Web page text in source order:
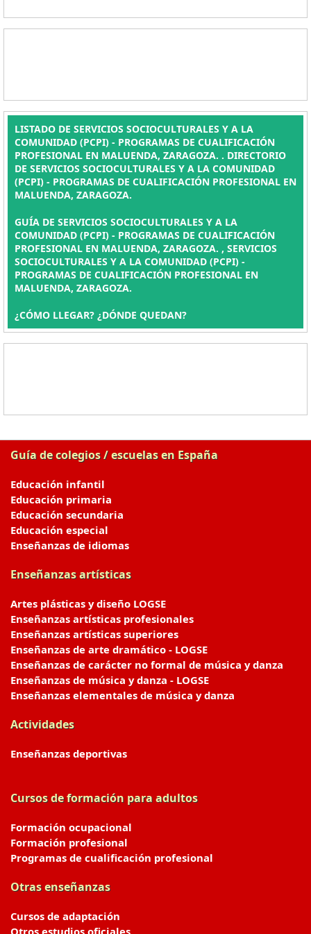
LISTADO DE SERVICIOS SOCIOCULTURALES Y A LA
COMUNIDAD (PCPI) - PROGRAMAS DE CUALIFICACIÓN
PROFESIONAL EN MALUENDA, ZARAGOZA. . DIRECTORIO
DE SERVICIOS SOCIOCULTURALES Y A LA COMUNIDAD
(PCPI) - PROGRAMAS DE CUALIFICACIÓN PROFESIONAL EN
MALUENDA, ZARAGOZA.
GUÍA DE SERVICIOS SOCIOCULTURALES Y A LA
COMUNIDAD (PCPI) - PROGRAMAS DE CUALIFICACIÓN
PROFESIONAL EN MALUENDA, ZARAGOZA. , SERVICIOS
SOCIOCULTURALES Y A LA COMUNIDAD (PCPI) -
PROGRAMAS DE CUALIFICACIÓN PROFESIONAL EN
MALUENDA, ZARAGOZA.
¿CÓMO LLEGAR? ¿DÓNDE QUEDAN?
Guía de colegios / escuelas en España
Educación infantil
Educación primaria
Educación secundaria
Educación especial
Enseñanzas de idiomas
Enseñanzas artísticas
Artes plásticas y diseño LOGSE
Enseñanzas artísticas profesionales
Enseñanzas artísticas superiores
Enseñanzas de arte dramático - LOGSE
Enseñanzas de carácter no formal de música y danza
Enseñanzas de música y danza - LOGSE
Enseñanzas elementales de música y danza
Actividades
Enseñanzas deportivas
Cursos de formación para adultos
Formación ocupacional
Formación profesional
Programas de cualificación profesional
Otras enseñanzas
Cursos de adaptación
Otros estudios oficiales